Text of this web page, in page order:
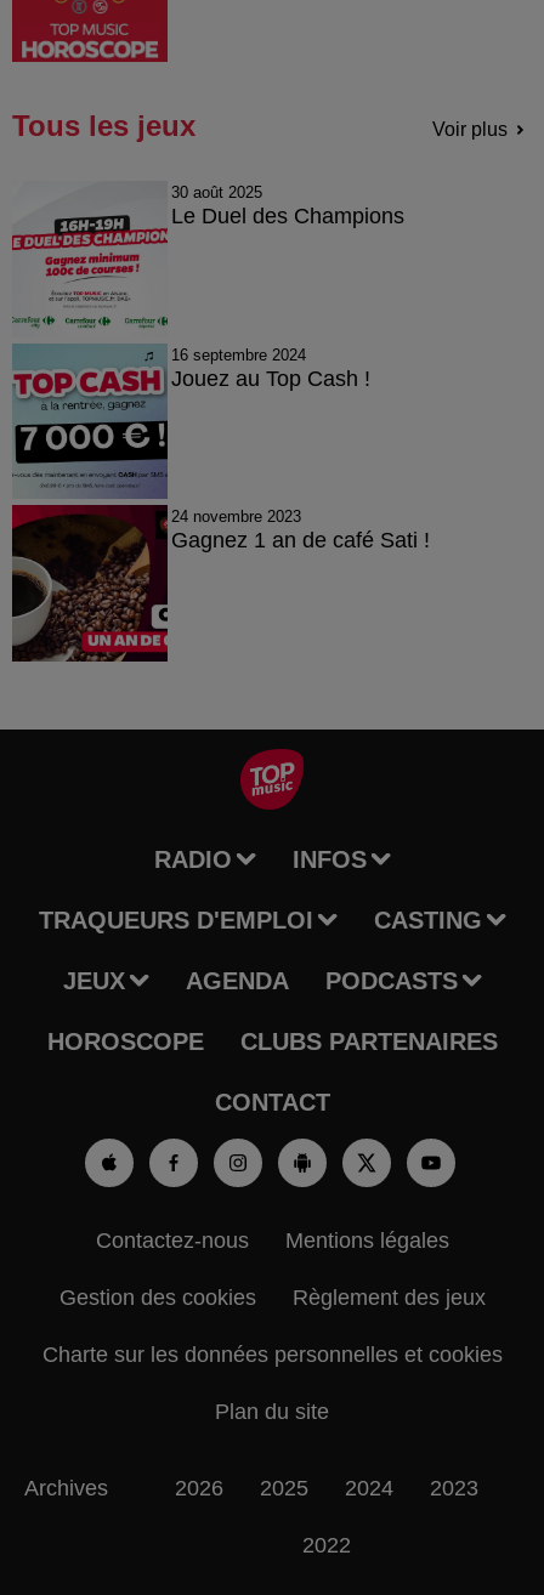
Tous les jeux Voir plus
30 août 2025
Le Duel des Champions
16 septembre 2024
Jouez au Top Cash !
24 novembre 2023
Gagnez 1 an de café Sati !
RADIO INFOS
TRAQUEURS D'EMPLOI CASTING
JEUX AGENDA PODCASTS
HOROSCOPE CLUBS PARTENAIRES
CONTACT
Contactez-nous Mentions légales
Gestion des cookies Règlement des jeux
Charte sur les données personnelles et cookies
Plan du site
Archives 2026 2025 2024 2023
2022